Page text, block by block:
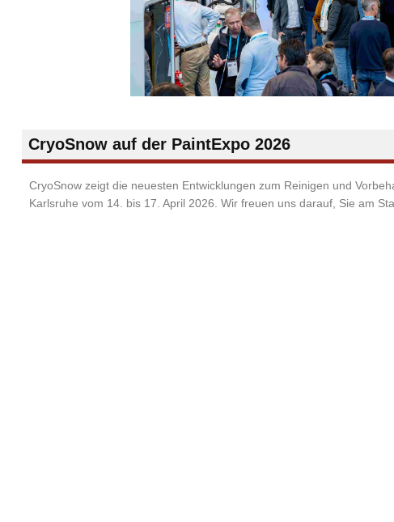
CryoSnow auf der PaintExpo 2026
CryoSnow zeigt die neuesten Entwicklungen zum Reinigen und
Karlsruhe vom 14. bis 17. April 2026. Wir freuen uns darauf, Sie am